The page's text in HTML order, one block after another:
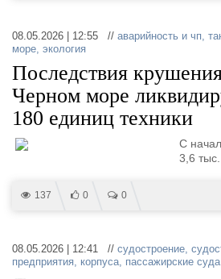
08.05.2026 | 12:55 // аварийность и чп,
море, экология
Последствия
Черном море
180 единиц техники
С
3,6
137 0 0
08.05.2026 | 12:41 // судостроение,
предприятия, корпуса, пассажирские суда